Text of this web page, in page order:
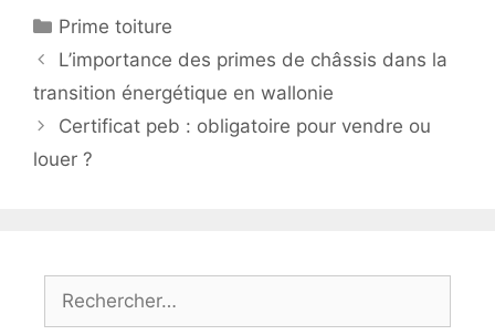
Catégories
Prime toiture
L’importance des primes de châssis dans la
transition énergétique en wallonie
Certificat peb : obligatoire pour vendre ou
louer ?
Rechercher :